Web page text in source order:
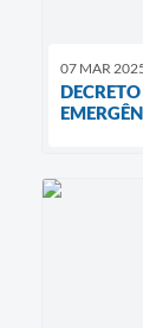
07 MAR